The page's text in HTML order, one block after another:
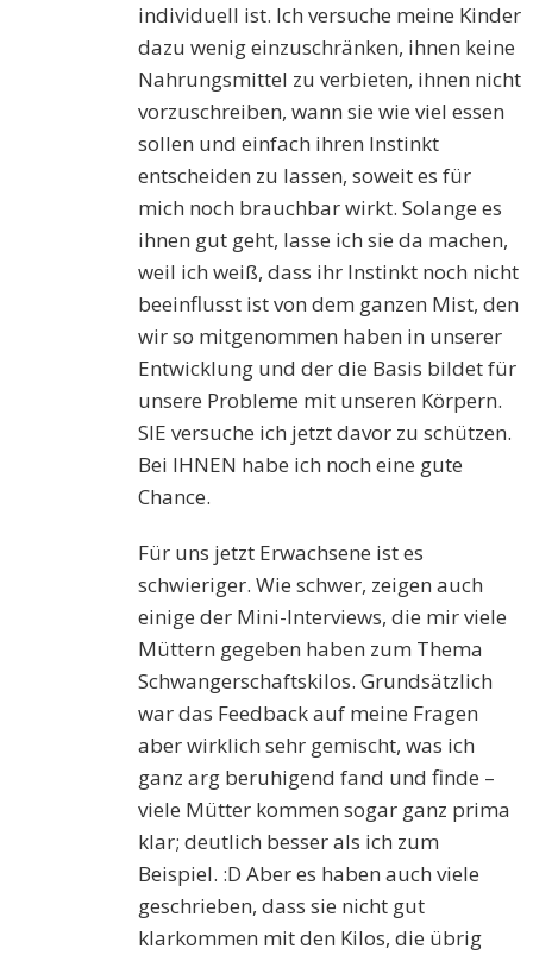
individuell ist. Ich versuche meine Kinder
dazu wenig einzuschränken, ihnen keine
Nahrungsmittel zu verbieten, ihnen nicht
vorzuschreiben, wann sie wie viel essen
sollen und einfach ihren Instinkt
entscheiden zu lassen, soweit es für
mich noch brauchbar wirkt. Solange es
ihnen gut geht, lasse ich sie da machen,
weil ich weiß, dass ihr Instinkt noch nicht
beeinflusst ist von dem ganzen Mist, den
wir so mitgenommen haben in unserer
Entwicklung und der die Basis bildet für
unsere Probleme mit unseren Körpern.
SIE versuche ich jetzt davor zu schützen.
Bei IHNEN habe ich noch eine gute
Chance.
Für uns jetzt Erwachsene ist es
schwieriger. Wie schwer, zeigen auch
einige der Mini-Interviews, die mir viele
Müttern gegeben haben zum Thema
Schwangerschaftskilos. Grundsätzlich
war das Feedback auf meine Fragen
aber wirklich sehr gemischt, was ich
ganz arg beruhigend fand und finde –
viele Mütter kommen sogar ganz prima
klar; deutlich besser als ich zum
Beispiel. :D Aber es haben auch viele
geschrieben, dass sie nicht gut
klarkommen mit den Kilos, die übrig